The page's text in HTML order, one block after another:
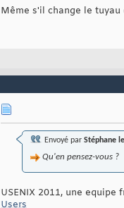
Même s'il change le tuyau
Envoyé par Stéphane
Qu'en pensez-vous ?
USENIX 2011, une equipe
Users